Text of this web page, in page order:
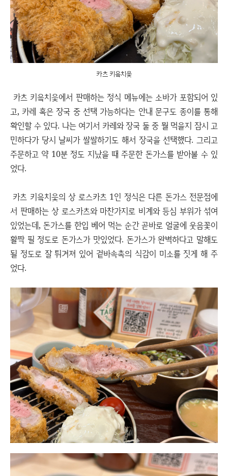
카츠 키읔치읓
카츠 키읔치읓에서 판매하는 정식 메뉴에는 소바가 포함되어 있
고, 카레 혹은 장국 중 선택 가능하다는 안내 문구도 종이를 통해
확인할 수 있다. 나는 여기서 카레와 장국 둘 중 뭘 먹을지 잠시 고
민하다가 당시 날씨가 쌀쌀하기도 해서 장국을 선택했다. 그리고
주문하고 약 10분 정도 지났을 때 주문한 돈가스를 받아볼 수 있
었다.
카츠 키읔치읓의 상 로스카츠 1인 정식은 다른 돈가스 전문점에
서 판매하는 상 로스카츠와 마찬가지로 비계와 등심 부위가 섞여
있었는데, 돈가스를 한입 베어 먹는 순간 곧바로 얼굴에 웃음꽃이
활짝 필 정도로 돈가스가 맛있었다. 돈가스가 완벽하다고 말해도
될 정도로 잘 튀겨져 있어 겉바속촉의 식감이 미소를 짓게 해 주
었다.